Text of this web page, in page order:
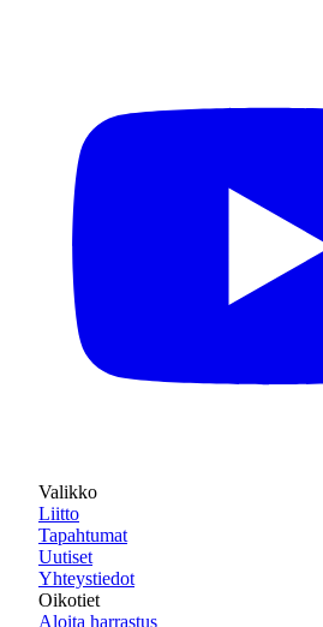
Valikko
Liitto
Tapahtumat
Uutiset
Yhteystiedot
Oikotiet
Aloita harrastus